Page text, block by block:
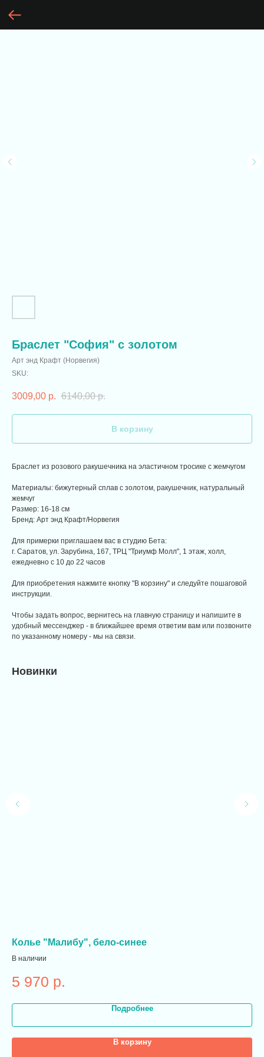
Браслет "София" с золотом
Арт энд Крафт (Норвегия)
SKU:
3009,00 р. 6140,00 р.
В корзину
Браслет из розового ракушечника на эластичном тросике с жемчугом
Материалы: бижутерный сплав с золотом, ракушечник, натуральный
жемчуг
Размер: 16-18 см
Бренд: Арт энд Крафт/Норвегия
Для примерки приглашаем вас в студию Бета:
г. Саратов, ул. Зарубина, 167, ТРЦ "Триумф Молл", 1 этаж, холл,
ежедневно с 10 до 22 часов
Для приобретения нажмите кнопку "В корзину" и следуйте пошаговой
инструкции.
Чтобы задать вопрос, вернитесь на главную страницу и напишите в
удобный мессенджер - в ближайшее время ответим вам или позвоните
по указанному номеру - мы на связи.
Новинки
Колье "Малибу", бело-синее
В наличии
5 970 р.
Подробнее
В корзину